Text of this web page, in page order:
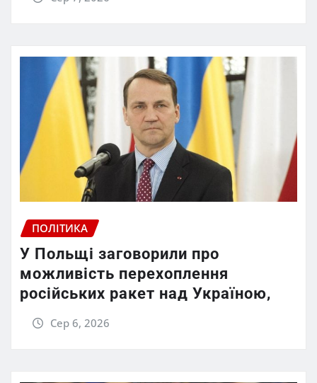
ПОЛІТИКА
У Польщі заговорили про
можливість перехоплення
російських ракет над Україною,
Сер 6, 2026